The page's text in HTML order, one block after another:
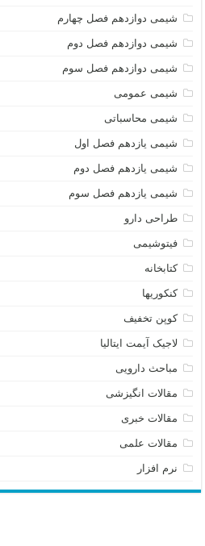
شیمی دوازدهم فصل چهارم
شیمی دوازدهم فصل دوم
شیمی دوازدهم فصل سوم
شیمی عمومی
شیمی محاسباتی
شیمی یازدهم فصل اول
شیمی یازدهم فصل دوم
شیمی یازدهم فصل سوم
طراحی دارو
فیتوشیمی
کتابخانه
کنکوریها
کوپن تخفیف
لاجیک آیمت ایتالیا
مباحث دارویی
مقالات انگیزشی
مقالات خبری
مقالات علمی
نرم افزار